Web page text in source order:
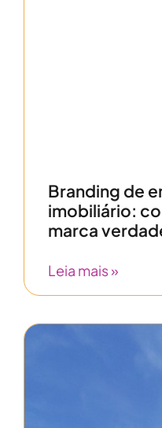
Branding de
imobiliário:
marca
Leia mais »